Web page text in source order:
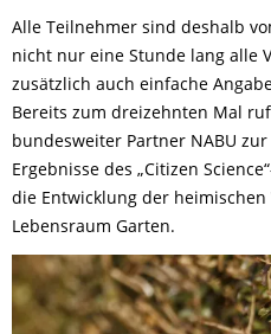
Alle Teilnehmer sind deshalb
nicht nur eine Stunde lang alle
zusätzlich auch einfache
Bereits zum dreizehnten Mal
bundesweiter Partner NABU
Ergebnisse des „Citizen
die Entwicklung der
Lebensraum Garten.